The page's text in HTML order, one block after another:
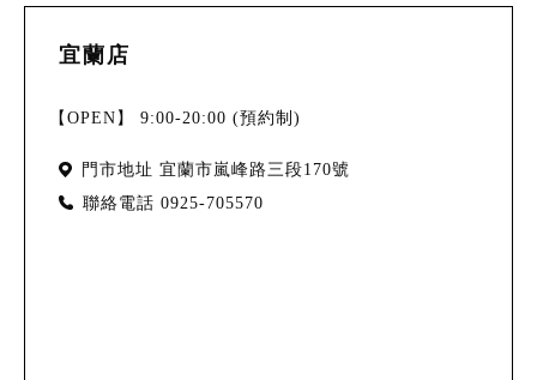
宜蘭店
【OPEN】 9:00-20:00 (預約制)
門市地址 宜蘭市嵐峰路三段170號
聯絡電話 0925-705570